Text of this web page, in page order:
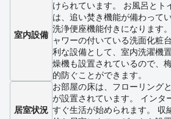
室内設備
けられています。 お風呂とト
は、追い焚き機能が備わって
洗浄便座機能付きになります
ャワーの付いている洗面化粧
利な設備として、室内洗濯機
燥機も設置されているので、
的防ぐことができます。
居室状況
お部屋の床は、フローリング
が設置されています。 インタ
すぐ生活が始められます。 収